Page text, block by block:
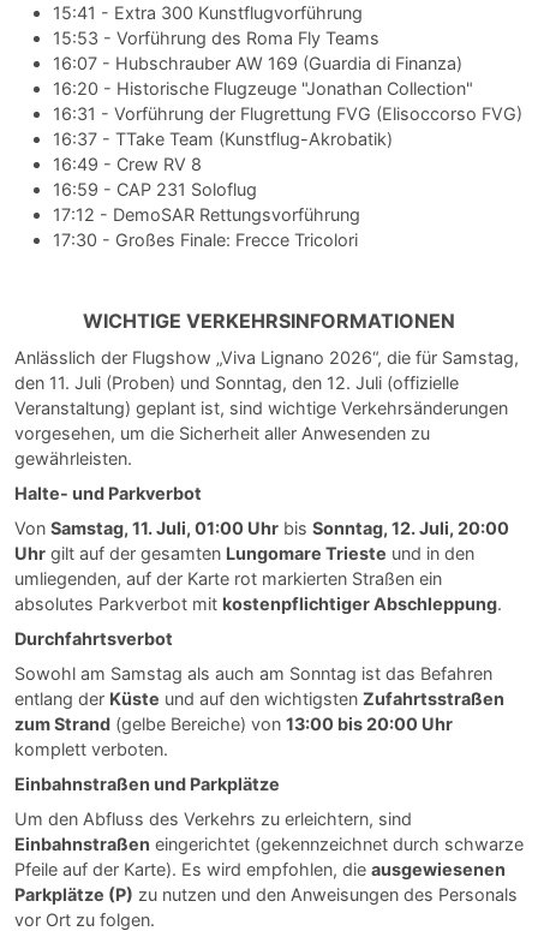
15:41 - Extra 300 Kunstflugvorführung
15:53 - Vorführung des Roma Fly Teams
16:07 - Hubschrauber AW 169 (Guardia di Finanza)
16:20 - Historische Flugzeuge "Jonathan Collection"
16:31 - Vorführung der Flugrettung FVG (Elisoccorso FVG)
16:37 - TTake Team (Kunstflug-Akrobatik)
16:49 - Crew RV 8
16:59 - CAP 231 Soloflug
17:12 - DemoSAR Rettungsvorführung
17:30 - Großes Finale: Frecce Tricolori
WICHTIGE VERKEHRSINFORMATIONEN
Anlässlich der Flugshow „Viva Lignano 2026“, die für Samstag,
den 11. Juli (Proben) und Sonntag, den 12. Juli (offizielle
Veranstaltung) geplant ist, sind wichtige Verkehrsänderungen
vorgesehen, um die Sicherheit aller Anwesenden zu
gewährleisten.
Halte- und Parkverbot
Von Samstag, 11. Juli, 01:00 Uhr bis Sonntag, 12. Juli, 20:00
Uhr gilt auf der gesamten Lungomare Trieste und in den
umliegenden, auf der Karte rot markierten Straßen ein
absolutes Parkverbot mit kostenpflichtiger Abschleppung.
Durchfahrtsverbot
Sowohl am Samstag als auch am Sonntag ist das Befahren
entlang der Küste und auf den wichtigsten Zufahrtsstraßen
zum Strand (gelbe Bereiche) von 13:00 bis 20:00 Uhr
komplett verboten.
Einbahnstraßen und Parkplätze
Um den Abfluss des Verkehrs zu erleichtern, sind
Einbahnstraßen eingerichtet (gekennzeichnet durch schwarze
Pfeile auf der Karte). Es wird empfohlen, die ausgewiesenen
Parkplätze (P) zu nutzen und den Anweisungen des Personals
vor Ort zu folgen.